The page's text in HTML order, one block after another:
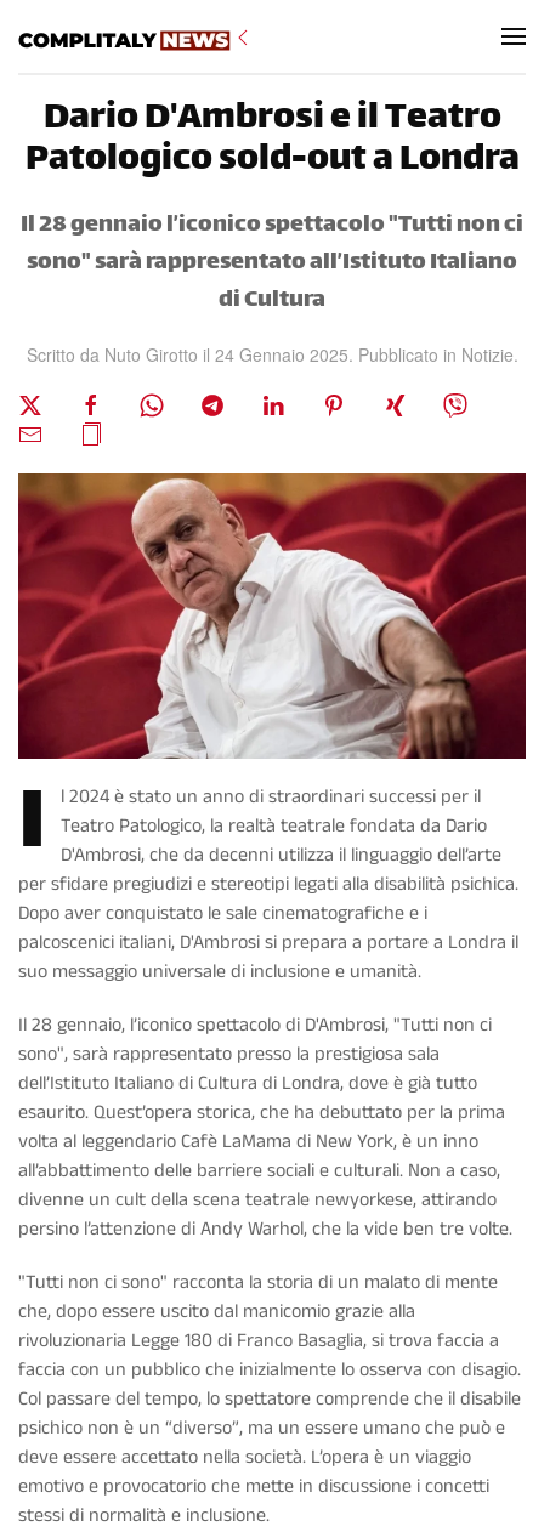
Dario D'Ambrosi e il Teatro
Patologico sold-out a Londra
Il 28 gennaio l’iconico spettacolo "Tutti non ci
sono" sarà rappresentato all’Istituto Italiano
di Cultura
Scritto da Nuto Girotto il 24 Gennaio 2025. Pubblicato in Notizie.
I
l 2024 è stato un anno di straordinari successi per il
Teatro Patologico, la realtà teatrale fondata da Dario
D'Ambrosi, che da decenni utilizza il linguaggio dell’arte
per sfidare pregiudizi e stereotipi legati alla disabilità psichica.
Dopo aver conquistato le sale cinematografiche e i
palcoscenici italiani, D'Ambrosi si prepara a portare a Londra il
suo messaggio universale di inclusione e umanità.
Il 28 gennaio, l’iconico spettacolo di D'Ambrosi, "Tutti non ci
sono", sarà rappresentato presso la prestigiosa sala
dell’Istituto Italiano di Cultura di Londra, dove è già tutto
esaurito. Quest’opera storica, che ha debuttato per la prima
volta al leggendario Cafè LaMama di New York, è un inno
all’abbattimento delle barriere sociali e culturali. Non a caso,
divenne un cult della scena teatrale newyorkese, attirando
persino l’attenzione di Andy Warhol, che la vide ben tre volte.
"Tutti non ci sono" racconta la storia di un malato di mente
che, dopo essere uscito dal manicomio grazie alla
rivoluzionaria Legge 180 di Franco Basaglia, si trova faccia a
faccia con un pubblico che inizialmente lo osserva con disagio.
Col passare del tempo, lo spettatore comprende che il disabile
psichico non è un “diverso”, ma un essere umano che può e
deve essere accettato nella società. L’opera è un viaggio
emotivo e provocatorio che mette in discussione i concetti
stessi di normalità e inclusione.